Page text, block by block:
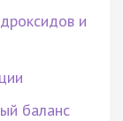
и
баланс